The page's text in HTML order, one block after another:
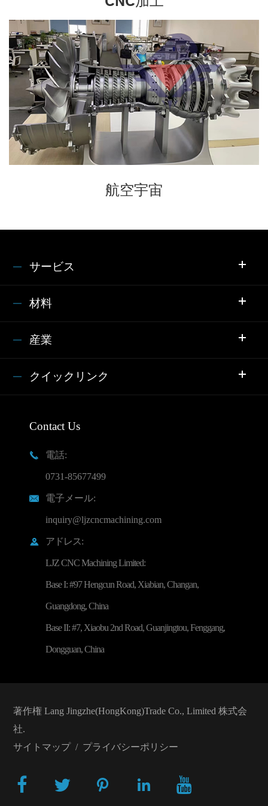
航空宇宙
サービス
材料
産業
クイックリンク
Contact Us

電話:
0731-85677499

電子メール:
inquiry@ljzcncmachining.com

アドレス:
LJZ CNC Machining Limited:
Base I: #97 Hengcun Road, Xiabian, Changan,
Guangdong, China
Base II: #7, Xiaobu 2nd Road, Guanjingtou, Fenggang,
Dongguan, China
著作権 Lang Jingzhe(HongKong)Trade Co., Limited株式会
社.
サイトマップ/ プライバシーポリシー